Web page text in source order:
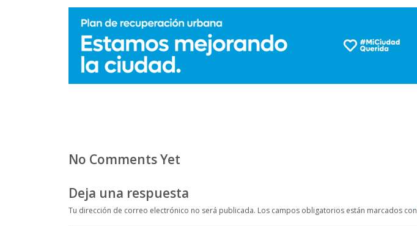
No Comments Yet
Deja una respuesta
Tu dirección de correo electrónico no será publicada. Los campos obligatorios están marcados con